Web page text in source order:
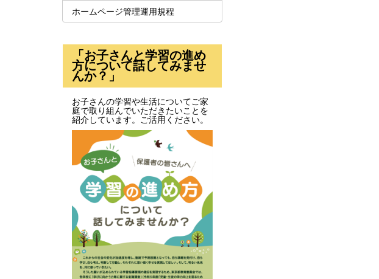
ホームページ管理運用規程
「お子さんと学習の進め
方について話してみませ
んか？」
お子さんの学習や生活についてご家
庭で取り組んでいただきたいことを
紹介しています。ご活用ください。